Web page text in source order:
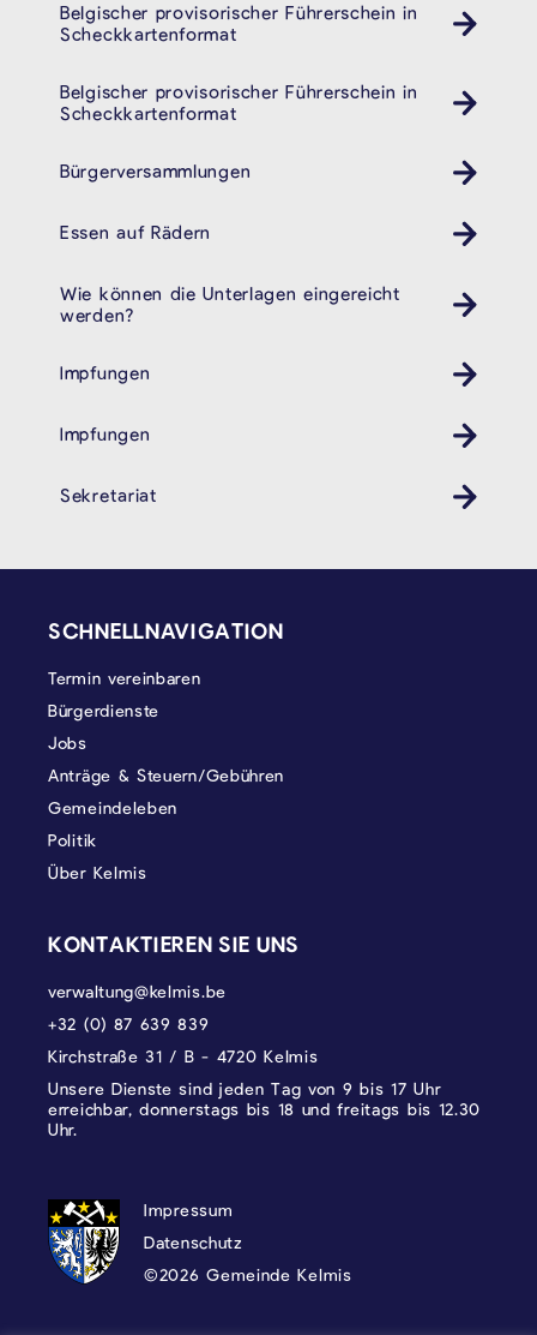
Belgischer provisorischer Führerschein in
Scheckkartenformat
Auto
Belgischer provisorischer Führerschein in
Scheckkartenformat
Auto
Bürgerversammlungen
Essen auf Rädern
Wie können die Unterlagen eingereicht
werden?
Impfungen
Gesundheit
Impfungen
Gesundheit
Sekretariat
SCHNELLNAVIGATION
Termin vereinbaren
Bürgerdienste
Jobs
Anträge & Steuern/Gebühren
Gemeindeleben
Politik
Über Kelmis
KONTAKTIEREN SIE UNS
verwaltung@kelmis.be
+32 (0) 87 639 839
Kirchstraße 31 / B - 4720 Kelmis
Unsere Dienste sind jeden Tag von 9 bis 17 Uhr
erreichbar, donnerstags bis 18 und freitags bis 12.30
Uhr.
DATENSCHUTZ, IMPRESSUM UND
Impressum
Datenschutz
©2026 Gemeinde Kelmis